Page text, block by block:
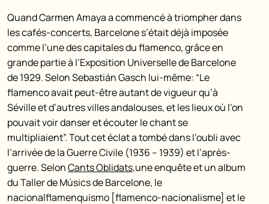
Quand Carmen Amaya a commencé à triompher dans
les cafés-concerts, Barcelone s’était déjà imposée
comme l’une des capitales du flamenco, grâce en
grande partie à l’Exposition Universelle de Barcelone
de 1929. Selon Sebastián Gasch lui-même: “Le
flamenco avait peut-être autant de vigueur qu’à
Séville et d’autres villes andalouses, et les lieux où l’on
pouvait voir danser et écouter le chant se
multipliaient”. Tout cet éclat a tombé dans l’oubli avec
l’arrivée de la Guerre Civile (1936 – 1939) et l’après-
guerre. SelonCants Oblidats,une enquête et un album
du Taller de Músics de Barcelone, le
nacionalflamenquismo [flamenco-nacionalisme] et le